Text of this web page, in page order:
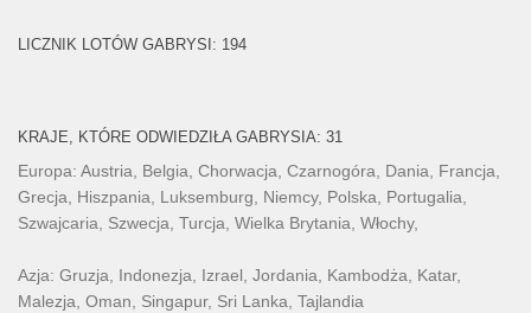
LICZNIK LOTÓW GABRYSI: 194
KRAJE, KTÓRE ODWIEDZIŁA GABRYSIA: 31
Europa: Austria, Belgia, Chorwacja, Czarnogóra, Dania, Francja,
Grecja, Hiszpania, Luksemburg, Niemcy, Polska, Portugalia,
Szwajcaria, Szwecja, Turcja, Wielka Brytania, Włochy,
Azja: Gruzja, Indonezja, Izrael, Jordania, Kambodża, Katar,
Malezja, Oman, Singapur, Sri Lanka, Tajlandia